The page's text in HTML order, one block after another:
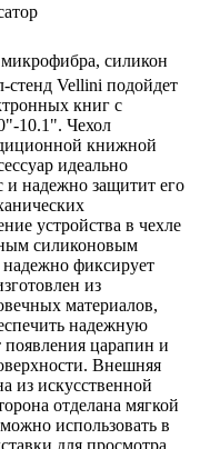
силикон
стенд Vellini подойдет
книг с
10.1". Чехол
книжной
идеально
надежно защитит его
устройства в чехле
силиконовым
фиксирует
из
материалов,
надежную
появления царапин и
Внешняя
из искусственной
отделана мягкой
использовать в
для просмотра